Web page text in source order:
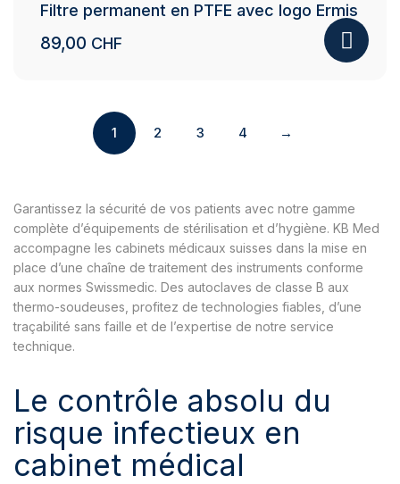
Filtre permanent en PTFE avec logo Ermis
89,00 CHF
1 2 3 4 →
Garantissez la sécurité de vos patients avec notre gamme
complète d’équipements de stérilisation et d’hygiène. KB Med
accompagne les cabinets médicaux suisses dans la mise en
place d’une chaîne de traitement des instruments conforme
aux normes Swissmedic. Des autoclaves de classe B aux
thermo-soudeuses, profitez de technologies fiables, d’une
traçabilité sans faille et de l’expertise de notre service
technique.
Le contrôle absolu du
risque infectieux en
cabinet médical